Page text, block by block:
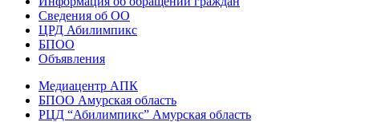
Сведения об ОО
ЦРД Абилимпикс
БПОО
Объявления
Медиацентр АПК
БПОО Амурская область
РЦД “Абилимпикс” Амурская область